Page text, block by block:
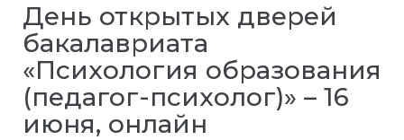
День открытых дверей
бакалавриата
«Психология образования
(педагог-психолог)» – 16
июня, онлайн